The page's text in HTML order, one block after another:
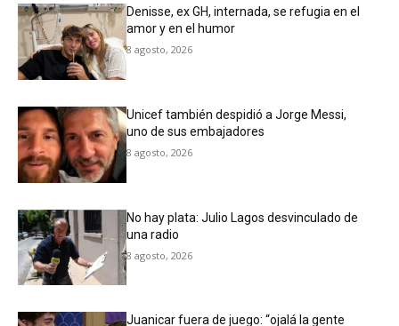
Denisse, ex GH, internada, se refugia en el
amor y en el humor
8 agosto, 2026
Unicef también despidió a Jorge Messi,
uno de sus embajadores
8 agosto, 2026
No hay plata: Julio Lagos desvinculado de
una radio
8 agosto, 2026
Juanicar fuera de juego: “ojalá la gente